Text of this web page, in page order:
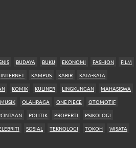
BUDAYA BUKU EKONOMI FASHION
FILM
INTERNET KAMPUS KARIR
KATA-KATA
KOMIK KULINER LINGKUNGAN
MAHASISWA
MUSIK OLAHRAGA ONE PIECE
OTOMOTIF
POLITIK PROPERTI
PSIKOLOGI
SOSIAL TEKNOLOGI TOKOH WISATA